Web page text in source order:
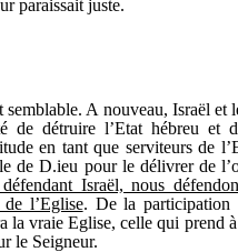
paraissait juste.
A nouveau, Israël et
de détruire l’Etat hébreu et
en tant que serviteurs de
de D.ieu pour le délivrer de
Israël, nous
l’Eglise. De la participation
la vraie Eglise, celle qui prend
le Seigneur.